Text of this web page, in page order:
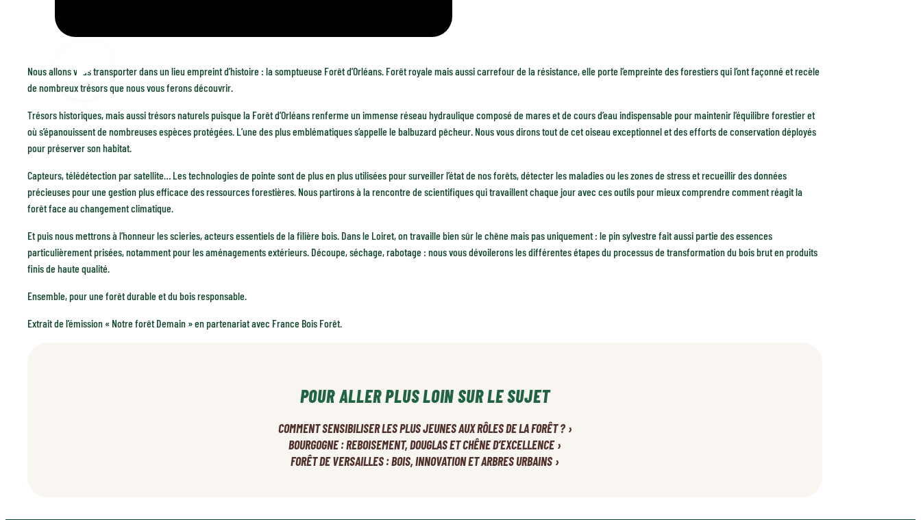
Nous allons vous transporter dans un lieu empreint d’histoire : la somptueuse Forêt d’Orléans. Forêt royale mais aussi carrefour de la résistance, elle porte l’empreinte des forestiers qui l’ont façonné et recèle
de nombreux trésors que nous vous ferons découvrir.
Trésors historiques, mais aussi trésors naturels puisque la Forêt d’Orléans renferme un immense réseau hydraulique composé de mares et de cours d’eau indispensable pour maintenir l’équilibre forestier et
où s’épanouissent de nombreuses espèces protégées. L’une des plus emblématiques s’appelle le balbuzard pêcheur. Nous vous dirons tout de cet oiseau exceptionnel et des efforts de conservation déployés
pour préserver son habitat.
Capteurs, télédétection par satellite… Les technologies de pointe sont de plus en plus utilisées pour surveiller l’état de nos forêts, détecter les maladies ou les zones de stress et recueillir des données
précieuses pour une gestion plus efficace des ressources forestières. Nous partirons à la rencontre de scientifiques qui travaillent chaque jour avec ces outils pour mieux comprendre comment réagit la
forêt face au changement climatique.
Et puis nous mettrons à l’honneur les scieries, acteurs essentiels de la filière bois. Dans le Loiret, on travaille bien sûr le chêne mais pas uniquement : le pin sylvestre fait aussi partie des essences
particulièrement prisées, notamment pour les aménagements extérieurs. Découpe, séchage, rabotage : nous vous dévoilerons les différentes étapes du processus de transformation du bois brut en produits
finis de haute qualité.
Ensemble, pour une forêt durable et du bois responsable.
Extrait de l’émission « Notre forêt Demain » en partenariat avec France Bois Forêt.
POUR ALLER PLUS LOIN SUR LE SUJET
COMMENT SENSIBILISER LES PLUS JEUNES AUX RÔLES DE LA FORÊT ?›
BOURGOGNE : REBOISEMENT, DOUGLAS ET CHÊNE D’EXCELLENCE›
FORÊT DE VERSAILLES : BOIS, INNOVATION ET ARBRES URBAINS ›